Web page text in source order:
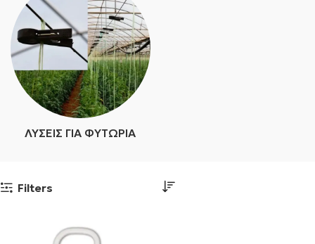
ΛΎΣΕΙΣ ΓΙΑ ΦΥΤΏΡΙΑ
Filters